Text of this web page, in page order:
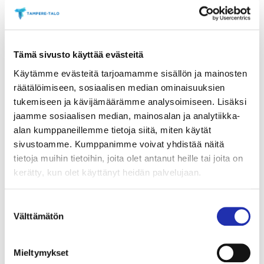
Tämä sivusto käyttää evästeitä
Käytämme evästeitä tarjoamamme sisällön ja mainosten
räätälöimiseen, sosiaalisen median ominaisuuksien
tukemiseen ja kävijämäärämme analysoimiseen. Lisäksi
jaamme sosiaalisen median, mainosalan ja analytiikka-
alan kumppaneillemme tietoja siitä, miten käytät
sivustoamme. Kumppanimme voivat yhdistää näitä
tietoja muihin tietoihin, joita olet antanut heille tai joita on
kerätty, kun olet käyttänyt heidän palvelujaan.
valinta
Välttämätön
Mieltymykset
Tulevia tuotantoja
oopperan konserttiversioyhdessä Tampere
Filharmonian kanssa sekä toukokuussa 2025
VerdinRequiemyhdessä Sinfonia Lahden kanssa.
Tampereen Ooppera ja Savonlinnan Oopperajuhlat
tekevät historiallista yhteistyötä ja tuottavat vuodelle
2025 yhteistuotantonaJoonas Kokkosen Viimeiset
kiusaukset-oopperan. Teoksen ohjaaMikko Kouki
Vuosi 2025 on tämän kotimaisen oopperan
Viimeiset kiusaukset
-oopperaa esitetään Tampere-